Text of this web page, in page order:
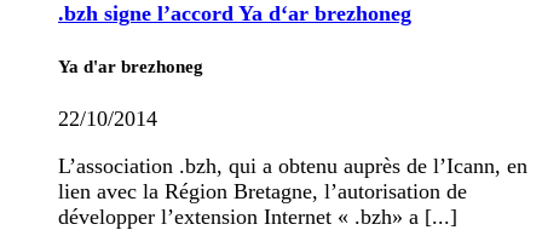
.bzh signe l’accord Ya d‘ar brezhoneg
Ya d'ar brezhoneg
22/10/2014
L’association .bzh, qui a obtenu auprès de l’Icann, en
lien avec la Région Bretagne, l’autorisation de
développer l’extension Internet « .bzh» a [...]